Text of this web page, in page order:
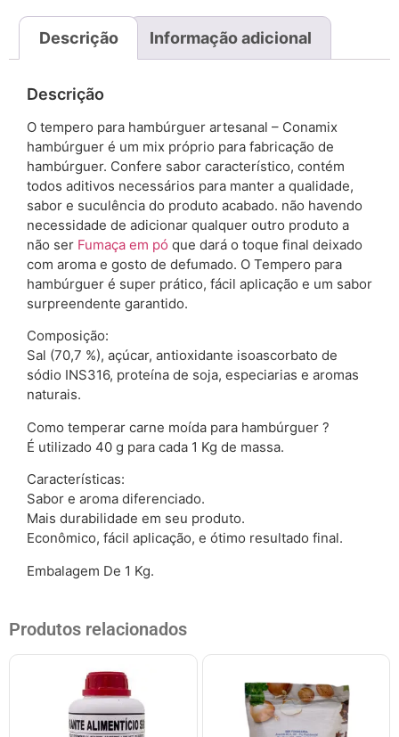
Descrição Informação adicional
Descrição
O tempero para hambúrguer artesanal – Conamix
hambúrguer é um mix próprio para fabricação de
hambúrguer. Confere sabor característico, contém
todos aditivos necessários para manter a qualidade,
sabor e suculência do produto acabado. não havendo
necessidade de adicionar qualquer outro produto a
não ser Fumaça em pó que dará o toque final deixado
com aroma e gosto de defumado. O Tempero para
hambúrguer é super prático, fácil aplicação e um sabor
surpreendente garantido.
Composição:
Sal (70,7 %), açúcar, antioxidante isoascorbato de
sódio INS316, proteína de soja, especiarias e aromas
naturais.
Como temperar carne moída para hambúrguer ?
É utilizado 40 g para cada 1 Kg de massa.
Características:
Sabor e aroma diferenciado.
Mais durabilidade em seu produto.
Econômico, fácil aplicação, e ótimo resultado final.
Embalagem De 1 Kg.
Produtos relacionados